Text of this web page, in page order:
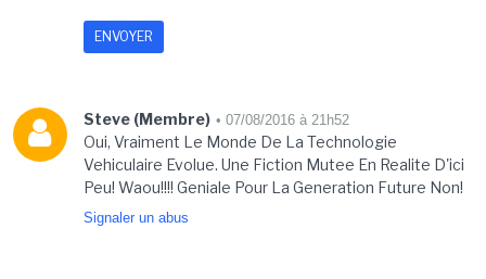
Steve (Membre) • 07/08/2016 à 21h52
Oui, Vraiment Le Monde De La Technologie
Vehiculaire Evolue. Une Fiction Mutee En Realite D'ici
Peu! Waou!!!! Geniale Pour La Generation Future Non!
Signaler un abus